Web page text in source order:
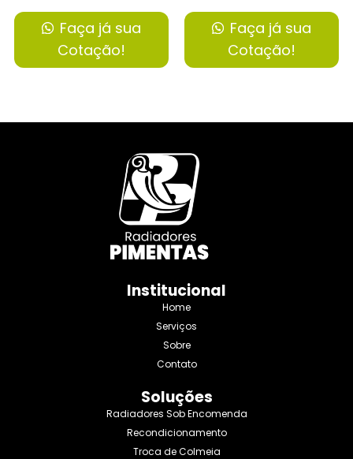
Faça já sua
Cotação!
Faça já sua
Cotação!
Institucional
Home
Serviços
Sobre
Contato
Soluções
Radiadores Sob Encomenda
Recondicionamento
Troca de Colmeia